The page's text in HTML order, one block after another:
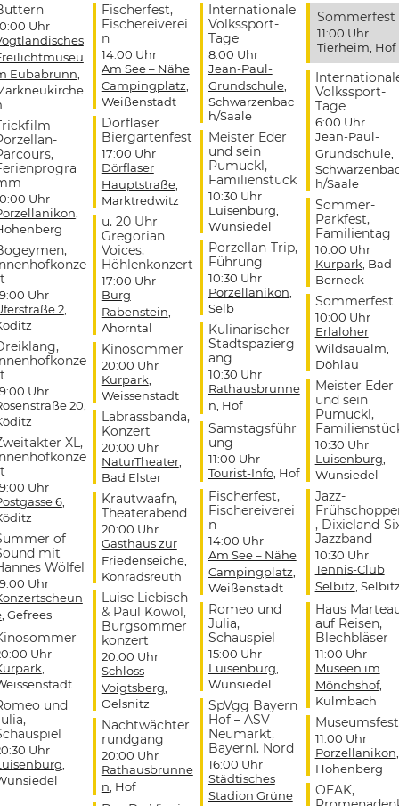
Uhr
Eubabrunn
Uhr
Uhr
2,
Uhr
20
XL,
Uhr
6,
of
mit
Wölfel
Uhr
, Gefrees
Uhr
und
Uhr
Fischerfest,
Fischereiverei
n
14:00 Uhr
Am See – Nähe
Campingplatz
Weißenstadt
Dörflaser
Biergartenfest
17:00 Uhr
Dörflaser
Hauptstraße,
Marktredwitz
u. 20 Uhr
Gregorian
Voices,
Höhlenkonzert
17:00 Uhr
Burg
Rabenstein
Ahorntal
Kinosommer
20:00 Uhr
Kurpark
Weissenstadt
Labrassbanda,
Konzert
20:00 Uhr
NaturTheater,
Bad Elster
Krautwaafn,
Theaterabend
20:00 Uhr
Gasthaus zur
Friedenseiche,
Konradsreuth
Luise Liebisch
& Paul Kowol,
Burgsommer
konzert
20:00 Uhr
Schloss
Voigtsberg
Oelsnitz
Nachtwächter
rundgang
20:00 Uhr
Rathausbrunne
n , Hof
Internationale
Volkssport-
Tage
8:00 Uhr
Jean-Paul-
Grundschule,
Schwarzenbac
h/Saale
Meister Eder
und sein
Pumuckl,
Familienstück
10:30 Uhr
Luisenburg
Wunsiedel
Porzellan-Trip,
Führung
10:30 Uhr
Porzellanikon
Selb
Kulinarischer
Stadtspazierg
ang
10:30 Uhr
Rathausbrunne
n , Hof
Samstagsführ
ung
11:00 Uhr
Tourist-Info, Hof
Fischerfest,
Fischereiverei
n
14:00 Uhr
Am See – Nähe
Campingplatz
Weißenstadt
Romeo und
Julia,
Schauspiel
15:00 Uhr
Luisenburg
Wunsiedel
SpVgg Bayern
Hof – ASV
Neumarkt,
Bayernl. Nord
16:00 Uhr
Städtisches
Stadion Grüne
Sommerfest
11:00 Uhr
Tierheim , Hof
Volkssport-
Tage
6:00 Uhr
Jean-Paul-
Grundschule,
h/Saale
Sommer-
Parkfest,
Familientag
10:00 Uhr
Kurpark , Bad
Berneck
Sommerfest
10:00 Uhr
Erlaloher
Wildsaualm
Döhlau
Meister Eder
und sein
Pumuckl,
10:30 Uhr
Luisenburg
Wunsiedel
Jazz-
, Dixieland-
Jazzband
10:30 Uhr
Tennis-Club
Selbitz ,
Haus
auf Reisen,
Blechbläser
11:00 Uhr
Museen im
Mönchshof,
Kulmbach
Museumsfest
11:00 Uhr
Porzellanikon
Hohenberg
OEAK,